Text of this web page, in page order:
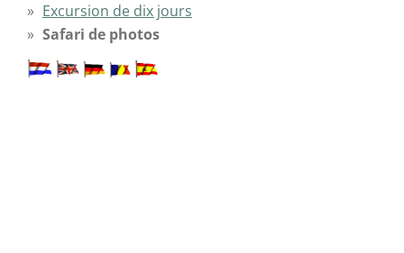
Excursion de dix jours
Safari de photos